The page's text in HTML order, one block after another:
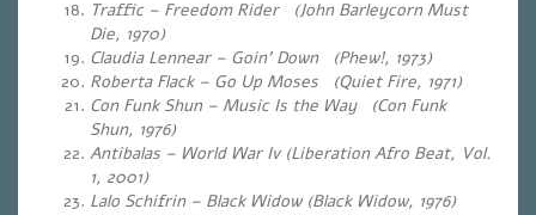
Traffic – Freedom Rider (John Barleycorn Must
Die, 1970)
Claudia Lennear – Goin’ Down (Phew!, 1973)
Roberta Flack – Go Up Moses (Quiet Fire, 1971)
Con Funk Shun – Music Is the Way (Con Funk
Shun, 1976)
Antibalas – World War Iv (Liberation Afro Beat, Vol.
1, 2001)
Lalo Schifrin – Black Widow (Black Widow, 1976)